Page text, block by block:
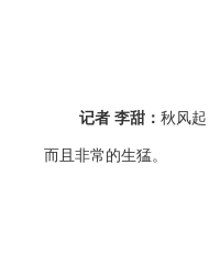
记者 李甜： 秋风
而且非常的生猛。